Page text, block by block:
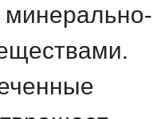
минерально-